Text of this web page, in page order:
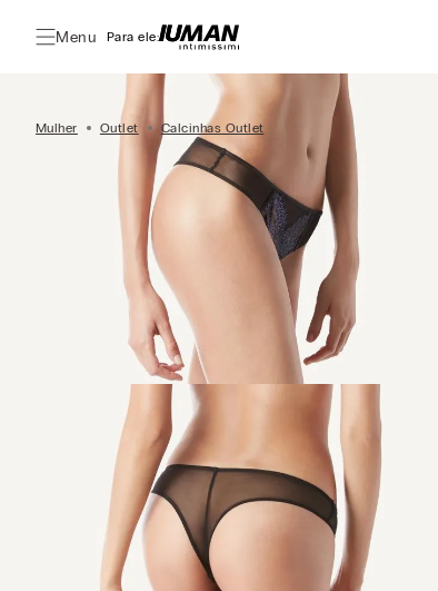
Menu Para ele:
Mulher Outlet Calcinhas Outlet